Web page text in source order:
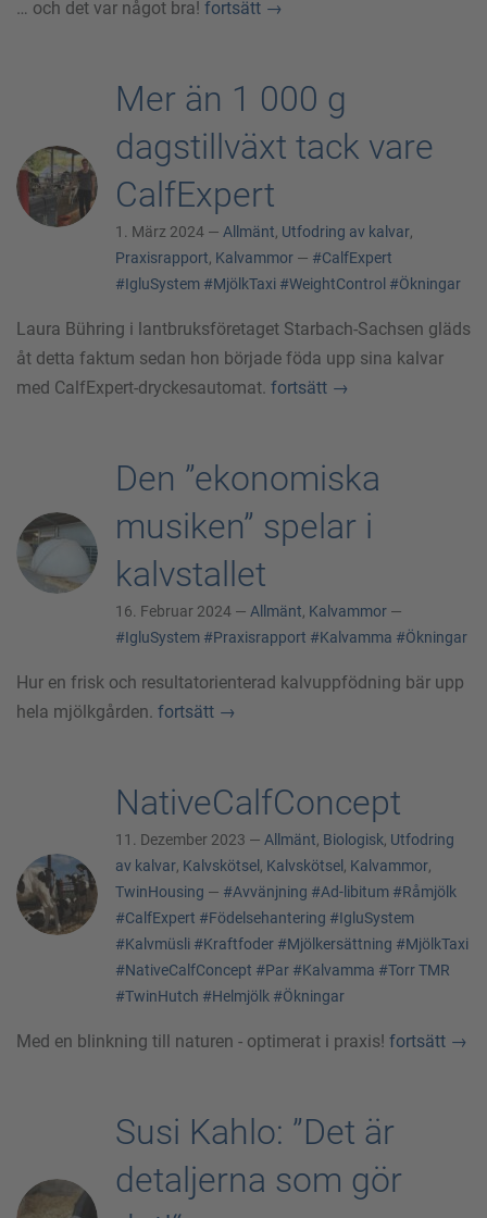
… och det var något bra! fortsätt →
Mer än 1 000 g
dagstillväxt tack vare
CalfExpert
1. März 2024 — Allmänt, Utfodring av kalvar,
Praxisrapport, Kalvammor — #CalfExpert
#IgluSystem #MjölkTaxi #WeightControl #Ökningar
Laura Bühring i lantbruksföretaget Starbach-Sachsen gläds
åt detta faktum sedan hon började föda upp sina kalvar
med CalfExpert-dryckesautomat. fortsätt →
Den ”ekonomiska
musiken” spelar i
kalvstallet
16. Februar 2024 — Allmänt, Kalvammor —
#IgluSystem #Praxisrapport #Kalvamma #Ökningar
Hur en frisk och resultatorienterad kalvuppfödning bär upp
hela mjölkgården. fortsätt →
NativeCalfConcept
11. Dezember 2023 — Allmänt, Biologisk, Utfodring
av kalvar, Kalvskötsel , Kalvskötsel , Kalvammor,
TwinHousing — #Avvänjning #Ad-libitum #Råmjölk
#CalfExpert #Födelsehantering #IgluSystem
#Kalvmüsli #Kraftfoder #Mjölkersättning #MjölkTaxi
#NativeCalfConcept #Par #Kalvamma #Torr TMR
#TwinHutch #Helmjölk #Ökningar
Med en blinkning till naturen - optimerat i praxis! fortsätt →
Susi Kahlo: ”Det är
detaljerna som gör